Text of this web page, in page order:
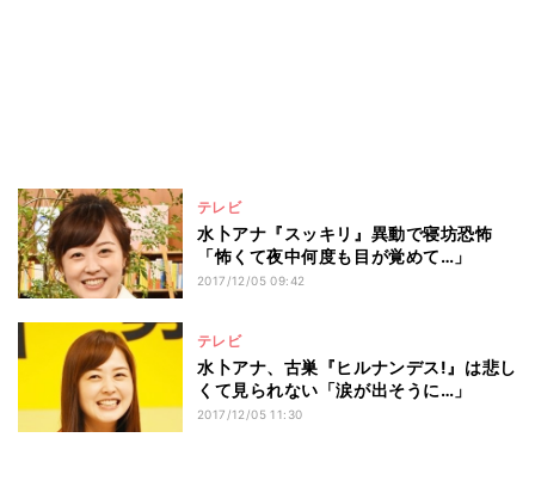
テレビ
水卜アナ『スッキリ』異動で寝坊恐怖
「怖くて夜中何度も目が覚めて…」
2017/12/05 09:42
テレビ
水卜アナ、古巣『ヒルナンデス!』は悲し
くて見られない「涙が出そうに…」
2017/12/05 11:30